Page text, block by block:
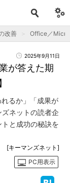
改善 Office／
2025年9月11日
が答えた期
るか」「成果が
ネットの読者企
と成功の秘訣を
[キーマンズネット]
PC用表示